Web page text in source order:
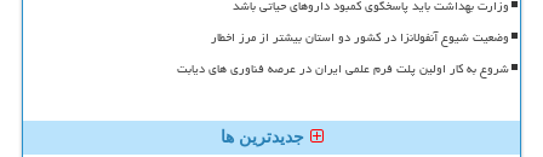
وزارت بهداشت باید پاسخگوی کمبود داروهای حیاتی باشد
وضعیت شیوع آنفولانزا در کشور دو استان بیشتر از مرز اخطار
شروع به کار اولین پلت فرم علمی ایران در عرصه فناوری های دیابت
جدیدترین ها